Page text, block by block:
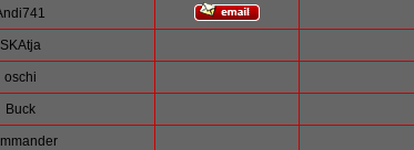
SKAtja
oschi
Buck